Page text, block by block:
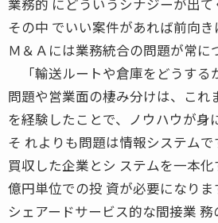
その中 でいい案件があれば前向
Ｍ＆Ａには業務統合の問題が常に
「輸送ルートや倉庫をどうする
問題や営業面の棲み分けは、これ
を経験したことで、ノウハウが身
そ れよりも問題は情報システムで
買収した企業とシ ステムを一本
億円単位での投 資が必要になりま
シェアードサービス的な間接業 務